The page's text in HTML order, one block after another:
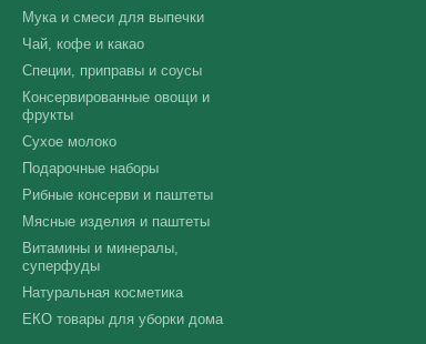
Мука и смеси для выпечки
Чай, кофе и какао
Специи, приправы и соусы
Консервированные овощи и
фрукты
Сухое молоко
Подарочные наборы
Рибные консерви и паштеты
Мясные изделия и паштеты
Витамины и минералы,
суперфуды
Натуральная косметика
ЕКО товары для уборки дома